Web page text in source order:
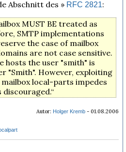
Abschnitt des » RFC 2821:
MUST BE treated as
SMTP implementations
the case of mailbox
are not case sensitive.
hosts the user "smith" is
"Smith". However, exploiting
local-parts impedes
Autor: Holger Kremb - 01.08.2006